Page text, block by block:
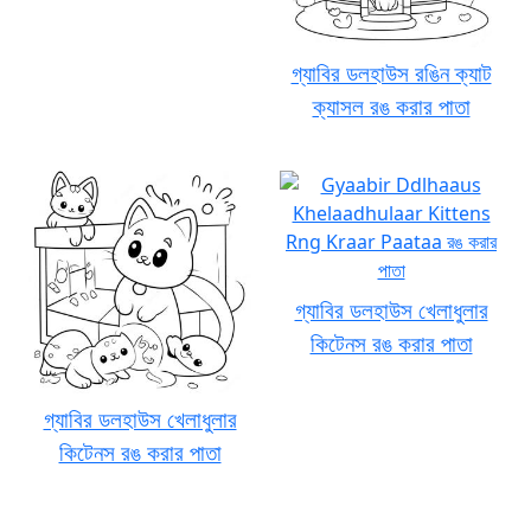
গ্যাবির ডলহাউস রঙিন ক্যাট
ক্যাসল রঙ করার পাতা
গ্যাবির ডলহাউস খেলাধুলার
কিটেনস রঙ করার পাতা
গ্যাবির ডলহাউস খেলাধুলার
কিটেনস রঙ করার পাতা